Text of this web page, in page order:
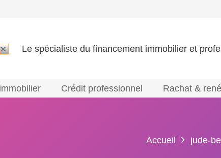
Le spécialiste du financement immobilier et
Crédit professionnel Rachat &
Accueil jude-